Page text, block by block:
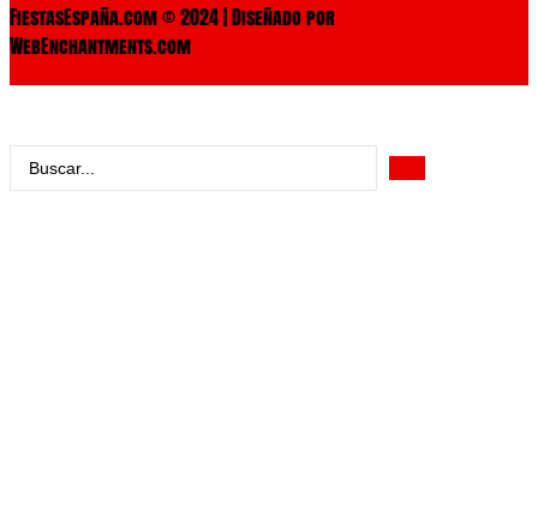
FiestasEspaña.com © 2024 | Diseñado por
WebEnchantments.com